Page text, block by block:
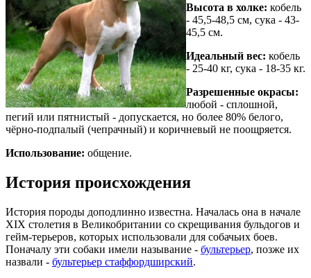
Высота в холке: кобель
- 45,5-48,5 см, сука - 43-
45,5 см.
Идеальный вес: кобель
- 25-40 кг, сука - 18-35 кг.
Разрешенные окрасы:
любой - сплошной,
пегий или пятнистый - допускается, но более 80% белого,
чёрно-подпалый (чепрачный) и коричневый не поощряется.
Использование: общение.
История происхождения
История породы доподлинно известна. Началась она в начале
ХIХ столетия в Великобритании со скрещивания бульдогов и
гейм-терьеров, которых использовали для собачьих боев.
Поначалу эти собаки имели называние - бультерьер, позже их
назвали - бультерьер стаффордширский.